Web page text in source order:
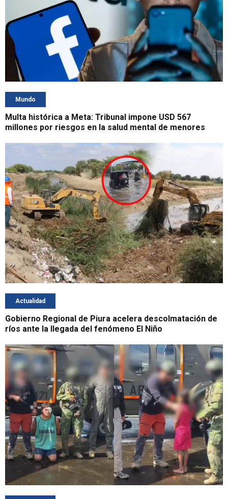
Mundo
Multa histórica a Meta: Tribunal impone USD 567
millones por riesgos en la salud mental de menores
Actualidad
Gobierno Regional de Piura acelera descolmatación de
ríos ante la llegada del fenómeno El Niño